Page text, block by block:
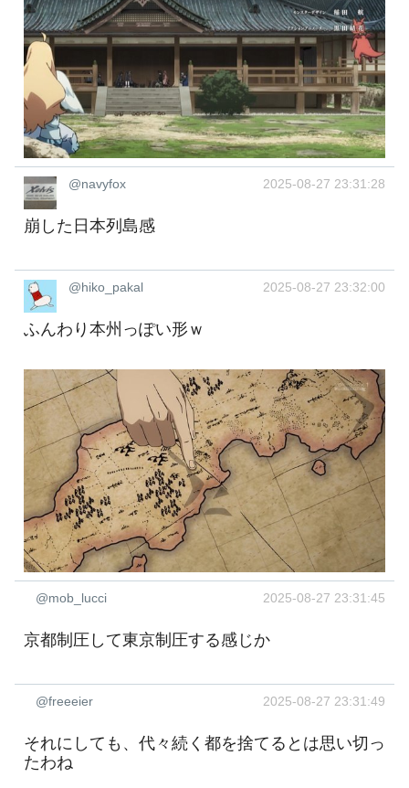
@navyfox 2025-08-27 23:31:28
崩した日本列島感
@hiko_pakal 2025-08-27 23:32:00
ふんわり本州っぽい形ｗ
@mob_lucci 2025-08-27 23:31:45
京都制圧して東京制圧する感じか
@freeeier 2025-08-27 23:31:49
それにしても、代々続く都を捨てるとは思い切っ
たわね